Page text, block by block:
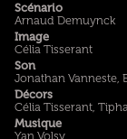
Scénario
Arnaud Demuynck
Image
Célia Tisserant
Son
Jonathan Vanneste,
Décors
Célia Tisserant,
Musique